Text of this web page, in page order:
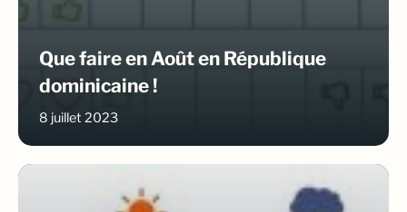
Que faire en Août en République
dominicaine !
8 juillet 2023